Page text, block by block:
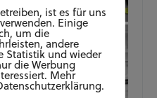
ist es für uns
Einige
um die
andere
Statistik und wieder
die Werbung
Mehr